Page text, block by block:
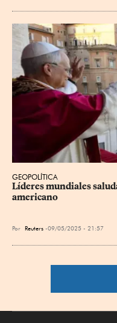
GEOPOLÍTICA
Líderes mundiales
americano
Por Reuters 09/05/2025 - 21:57